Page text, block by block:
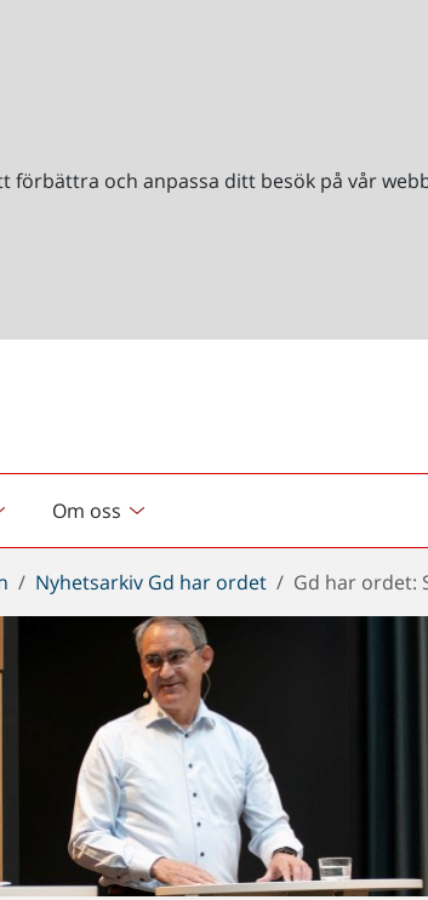
och anpassa ditt besök på vår
Om oss
Nyhetsarkiv Gd har ordet Gd har ordet: